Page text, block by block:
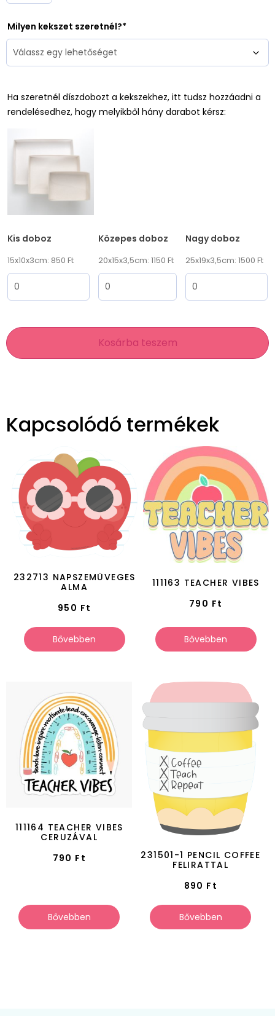
Milyen kekszet szeretnél?
Ha szeretnél díszdobozt a kekszekhez, itt tudsz hozzáadni a
rendelésedhez, hogy melyikből hány darabot kérsz:
Kis doboz
15x10x3cm: 850 Ft
Közepes doboz
20x15x3,5cm: 1150 Ft
Nagy doboz
25x19x3,5cm: 1500 Ft
Kosárba teszem
Kapcsolódó termékek
232713 NAPSZEMÜVEGES
ALMA
950 Ft
Bővebben
111163 TEACHER VIBES
790 Ft
Bővebben
111164 TEACHER VIBES
CERUZÁVAL
790 Ft
Bővebben
231501-1 PENCIL COFFEE
FELIRATTAL
890 Ft
Bővebben